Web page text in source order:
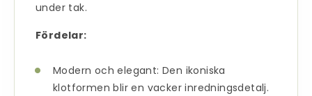
under tak.
Fördelar:
Modern och elegant: Den ikoniska
klotformen blir en vacker inredningsdetalj.